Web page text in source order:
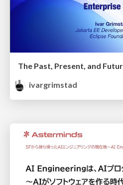
The Past, Present, and
ivargrimstad